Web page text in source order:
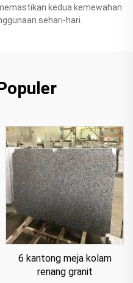
kedua kemewahan
sehari-hari.
6 kantong meja kolam
renang granit